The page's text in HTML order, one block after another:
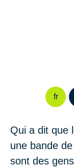
fr
Qui a dit que
une bande
sont des